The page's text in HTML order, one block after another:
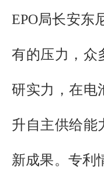
EPO局长安东
有的压力，众
研实力，在电
升自主供给能
新成果。专利